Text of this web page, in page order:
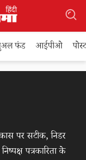
फंड आईपीओ
पर सटीक, निडर
पत्रकारिता के